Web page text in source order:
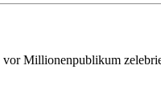
Millionenpublikum